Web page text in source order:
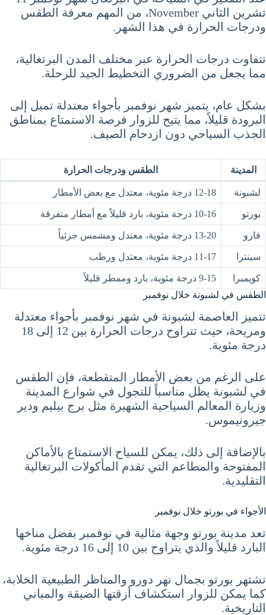
تشرين الثاني November، من المهم معرفة الطقس
ودرجات الحرارة في هذا الشهر.
تتفاوت درجات الحرارة عبر مختلف المدن البرتغالية،
مما يجعل من الضروري التخطيط الجيد للرحلة.
بشكل عام، يتميز شهر نوفمبر بأجواء معتدلة تميل إلى
البرودة قليلاً، مما يتيح للزوار فرصة الاستمتاع بمناطق
الجذب السياحي دون ازدحام الصيف.
المدينة الطقس ودرجات الحرارة
لشبونة 12-18 درجة مئوية، معتدل مع بعض الأمطار
بورتو 10-16 درجة مئوية، بارد قليلاً مع أمطار متفرقة
فارو 13-20 درجة مئوية، معتدل ومشمس جزئياً
سينترا 11-17 درجة مئوية، معتدل ورطب
كويمبرا
9-15 درجة مئوية، بارد وممطر قليلاً
الطقس في لشبونة خلال نوفمبر
تتميز العاصمة لشبونة في شهر نوفمبر بأجواء معتدلة
ومريحة، حيث تتراوح درجات الحرارة بين 12 إلى 18
درجة مئوية.
على الرغم من بعض الأمطار المتقطعة، فإن الطقس
في لشبونة يظل مناسباً للتجول في شوارع المدينة
وزيارة المعالم السياحية الشهيرة مثل برج بيليم ودير
جيرونيموس.
بالإضافة إلى ذلك، يمكن للسياح الاستمتاع بالأماكن
المفتوحة والمطاعم التي تقدم المأكولات البرتغالية
التقليدية.
الأجواء في بورتو خلال نوفمبر
تعد مدينة بورتو وجهة مثالية في نوفمبر بفضل مناخها
البارد قليلاً والذي يتراوح بين 10 إلى 16 درجة مئوية.
تشتهر بورتو بجمال نهر دورو والمناظر الطبيعية الخلابة،
كما يمكن للزوار استكشاف أزقتها الضيقة والمباني
التاريخية.